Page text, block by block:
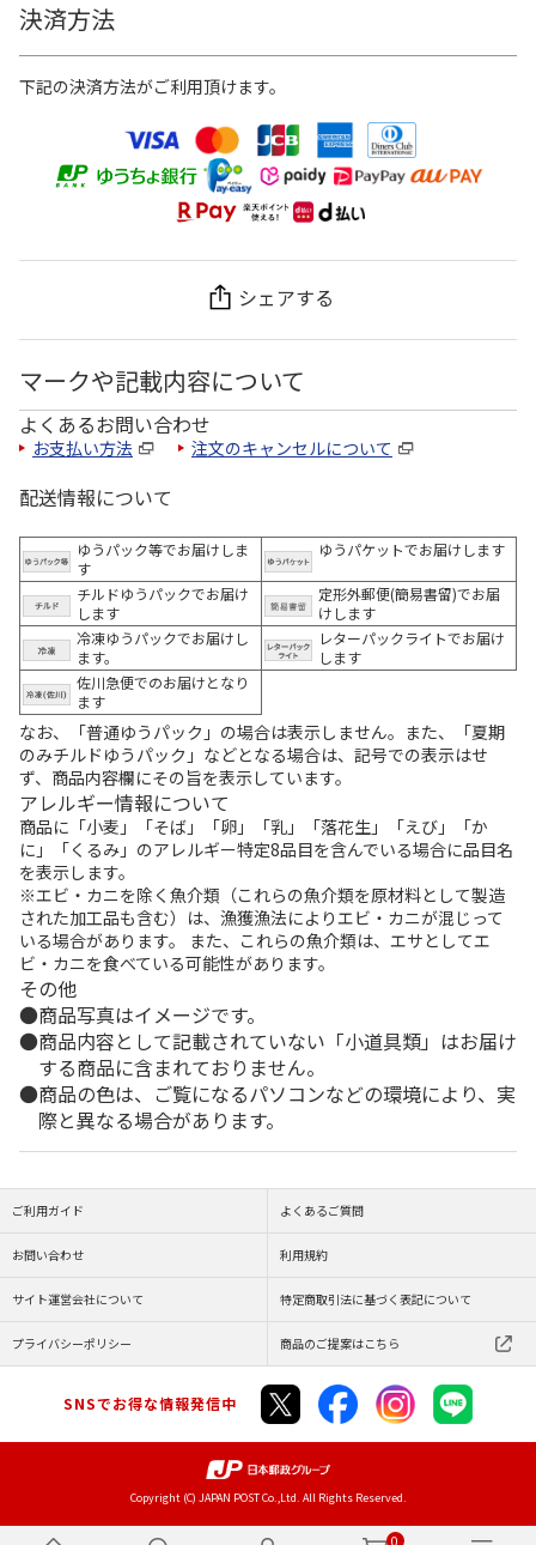
0
決済方法
下記の決済方法がご利用頂けます。
シェアする
マークや記載内容について
よくあるお問い合わせ
お支払い方法 注文のキャンセルについて
配送情報について
ゆうパック等でお届けしま
す
ゆうパケットでお届けします
チルドゆうパックでお届け
します
定形外郵便(簡易書留)でお届
けします
冷凍ゆうパックでお届けし
ます。
レターパックライトでお届け
します
佐川急便でのお届けとなり
ます
なお、「普通ゆうパック」の場合は表示しません。また、「夏期
のみチルドゆうパック」などとなる場合は、記号での表示はせ
ず、商品内容欄にその旨を表示しています。
アレルギー情報について
商品に「小麦」「そば」「卵」「乳」「落花生」「えび」「か
に」「くるみ」のアレルギー特定8品目を含んでいる場合に品目名
を表示します。
※エビ・カニを除く魚介類（これらの魚介類を原材料として製造
された加工品も含む）は、漁獲漁法によりエビ・カニが混じって
いる場合があります。 また、これらの魚介類は、エサとしてエ
ビ・カニを食べている可能性があります。
その他
商品写真はイメージです。
商品内容として記載されていない「小道具類」はお届け
する商品に含まれておりません。
商品の色は、ご覧になるパソコンなどの環境により、実
際と異なる場合があります。
ご利用ガイド よくあるご質問
お問い合わせ 利用規約
サイト運営会社について 特定商取引法に基づく表記について
プライバシーポリシー 商品のご提案はこちら
SNSでお得な情報発信中
Copyright (C) JAPAN POST Co.,Ltd. All Rights Reserved.